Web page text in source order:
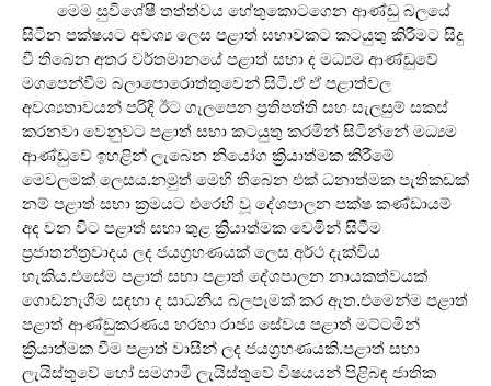
මෙම සුවිශේෂී තත්ත්වය හේතුකොටගෙන ආණ්ඩු බලයේ
සිටින පක්ෂයට අවශ්‍ය ලෙස පළාත් සභාවකට කටයුතු කිරීමට සිදු
වී තිබෙන අතර වර්තමානයේ පළාත් සභා ද මධ්‍යම ආණ්ඩුවේ
මගපෙන්වීම බලාපොරොත්තුවෙන් සිටී.ඒ ඒ පළාත්වල
අවශ්‍යතාවයන් පරිදි ඊට ගැලපෙන ප්‍රතිපත්ති සහ සැලසුම් සකස්
කරනවා වෙනුවට පළාත් සභා කටයුතු කරමින් සිටින්නේ මධ්‍යම
ආණ්ඩුවේ ඉහළින් ලැබෙන නියෝග ක්‍රියාත්මක කිරීමේ
මෙවලමක් ලෙසය.නමුත් මෙහි තිබෙන එක් ධනාත්මක පැතිකඩක්
නම් පළාත් සභා ක්‍රමයට එරෙහි වූ දේශපාලන පක්ෂ කණ්ඩායම්
අද වන විට පළාත් සභා තුළ ක්‍රියාත්මක වෙමින් සිටීම
ප්‍රජාතන්ත්‍රවාදය ලද ජයග්‍රහණයක් ලෙස අර්ථ දැක්විය
හැකිය.එසේම පළාත් සභා පළාත් දේශපාලන නායකත්වයක්
ගොඩනැගීම සඳහා ද සාධනීය බලපෑමක් කර ඇත.එමෙන්ම පළාත්
පළාත් ආණ්ඩුකරණය හරහා රාජ්‍ය සේවය පළාත් මට්ටමින්
ක්‍රියාත්මක වීම පළාත් වාසීන් ලද ජයග්‍රහණයකි.පළාත් සභා
ලැයිස්තුවේ හෝ සමගාමී ලැයිස්තුවේ විෂයයන් පිළිබඳ ජාතික